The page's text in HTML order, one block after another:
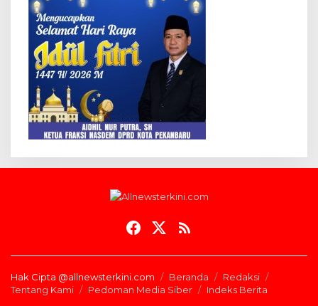
Hak Cipta @allnewsterkini.com Beranda
Redaksi
Tentang Kami
Pedoman Media Siber Indeks Berita